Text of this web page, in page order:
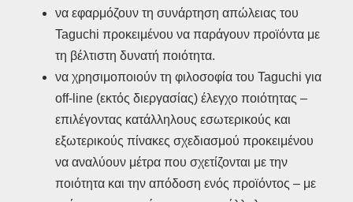
να εφαρμόζουν τη συνάρτηση απώλειας του
Taguchi προκειμένου να παράγουν προϊόντα με
τη βέλτιστη δυνατή ποιότητα.
να χρησιμοποιούν τη φιλοσοφία του Taguchi για
off-line (εκτός διεργασίας) έλεγχο ποιότητας –
επιλέγοντας κατάλληλους εσωτερικούς και
εξωτερικούς πίνακες σχεδιασμού προκειμένου
να αναλύουν μέτρα που σχετίζονται με την
ποιότητα και την απόδοση ενός προϊόντος – με